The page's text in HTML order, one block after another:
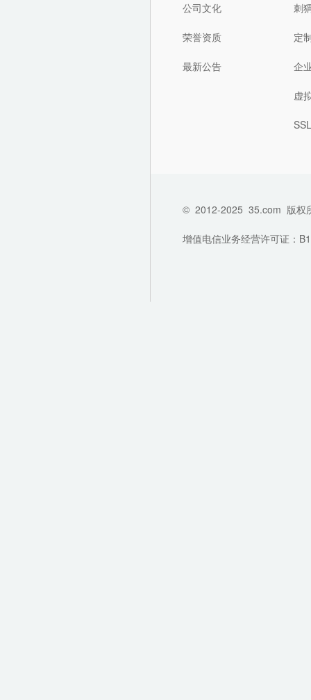
公司文化
荣誉资质
最新公告
刺
定
企
虚
© 2012-2025 35.com 版权
增值电信业务经营许可证：